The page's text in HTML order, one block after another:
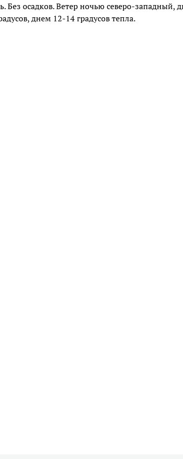
Без осадков. Ветер ночью северо-
днем 12-14 градусов тепла.